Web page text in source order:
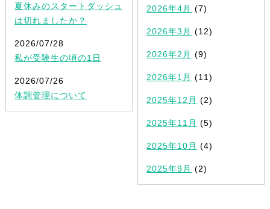
夏休みのスタートダッシュ
は切れましたか？
2026/07/28
私が受験生の頃の1日
2026/07/26
体調管理について
2026年4月 (7)
2026年3月 (12)
2026年2月 (9)
2026年1月 (11)
2025年12月 (2)
2025年11月 (5)
2025年10月 (4)
2025年9月 (2)